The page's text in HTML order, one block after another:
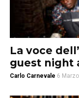
La voce
guest night
Carlo Carnevale 6